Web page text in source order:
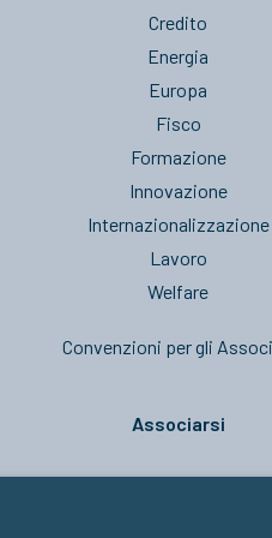
Credito
Energia
Europa
Fisco
Formazione
Innovazione
Internazionalizzazione
Lavoro
Welfare
Convenzioni per gli
Associarsi